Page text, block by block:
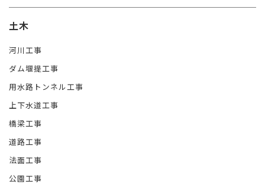
土木
河川工事
ダム堰提工事
用水路トンネル工事
上下水道工事
橋梁工事
道路工事
法面工事
公園工事